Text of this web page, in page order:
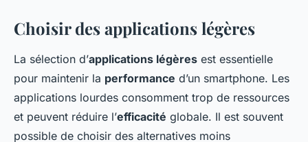
Choisir des applications légères
La sélection d’applications légères est essentielle
pour maintenir la performance d’un smartphone. Les
applications lourdes consomment trop de ressources
et peuvent réduire l’efficacité globale. Il est souvent
possible de choisir des alternatives moins